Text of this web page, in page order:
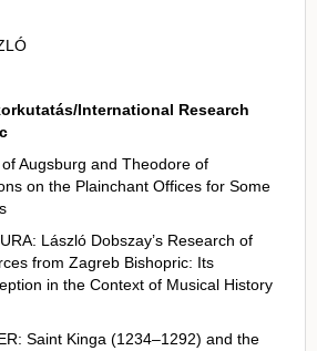
International Research
of Augsburg and Theodore of
on the Plainchant Offices for Some
László Dobszay’s Research of
from Zagreb Bishopric: Its
in the Context of Musical History
Saint Kinga (1234–1292) and the